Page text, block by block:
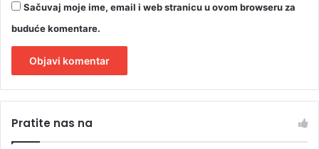
Sačuvaj moje ime, email i web stranicu u ovom browseru za
buduće komentare.
tPratite nas na